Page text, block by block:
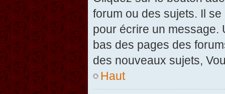
forum ou des sujets. Il
pour écrire un message.
bas des pages des
des nouveaux sujets,
Haut